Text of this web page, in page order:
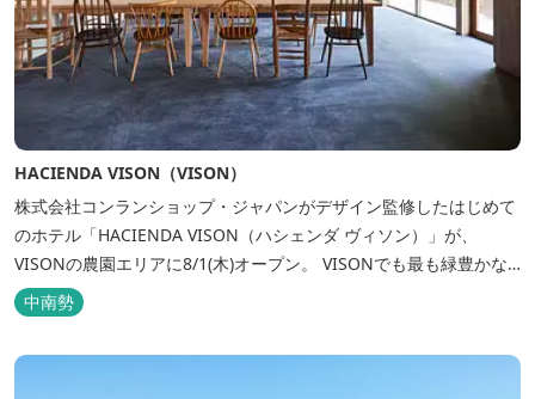
HACIENDA VISON（VISON）
株式会社コンランショップ・ジャパンがデザイン監修したはじめて
のホテル「HACIENDA VISON（ハシェンダ ヴィソン）」が、
VISONの農園エリアに8/1(木)オープン。 VISONでも最も緑豊かな
農園エリアに建つHACIENDA VISON。 ホテル名
の“HACIENDA”は、スペイン語で荘園の主の館を...
中南勢